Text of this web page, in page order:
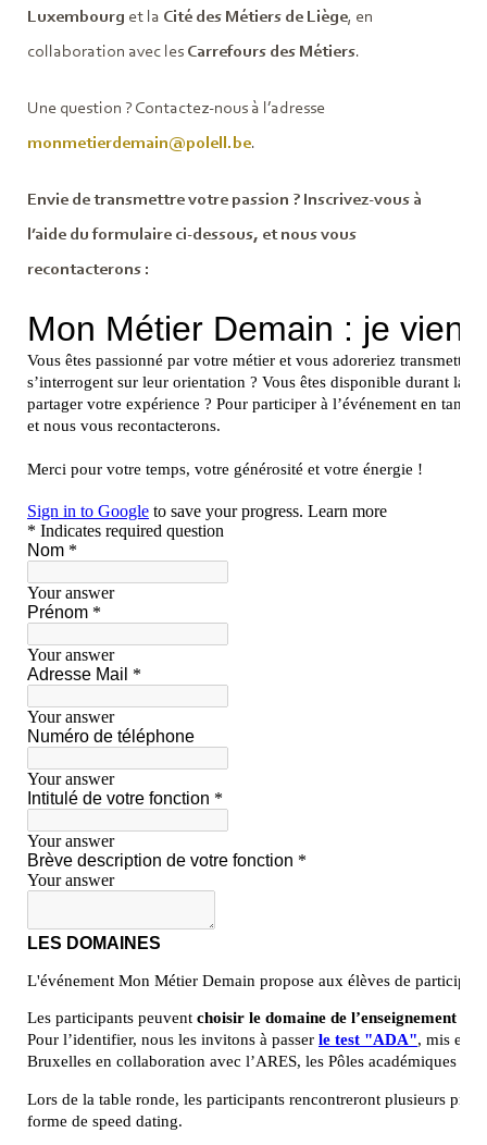
Luxembourg et la Cité des Métiers de Liège, en
collaboration avec les Carrefours des Métiers.
Une question ? Contactez-nous à l’adresse
monmetierdemain@polell.be.
Envie de transmettre votre passion ? Inscrivez-vous à
l’aide du formulaire ci-dessous, et nous vous
recontacterons :